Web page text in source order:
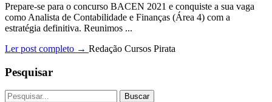
Prepare-se para o concurso BACEN 2021 e conquiste a sua vaga
como Analista de Contabilidade e Finanças (Área 4) com a
estratégia definitiva. Reunimos ...
Ler post completo → Redação Cursos Pirata
Pesquisar
Buscar